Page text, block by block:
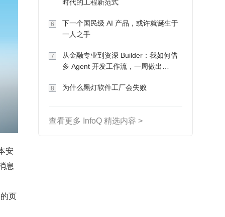
安
息
页
时代的工程新范式
6
下一个国民级 AI 产品，或许就诞生于
一人之手
7
从金融专业到资深 Builder：我如何借
多 Agent 开发工作流，一周做出
8 为什么黑灯软件工厂会失败
查看更多 InfoQ 精选内容 >